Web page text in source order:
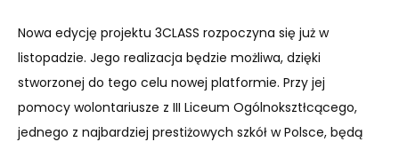
Nowa edycję projektu 3CLASS rozpoczyna się już w
listopadzie. Jego realizacja będzie możliwa, dzięki
stworzonej do tego celu nowej platformie. Przy jej
pomocy wolontariusze z III Liceum Ogólnoksztłcącego,
jednego z najbardziej prestiżowych szkół w Polsce, będą